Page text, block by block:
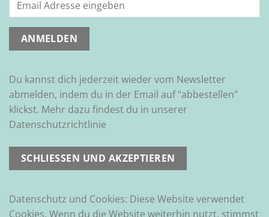
Du kannst dich jederzeit wieder vom Newsletter
abmelden, indem du in der Email auf "abbestellen"
klickst. Mehr dazu findest du in unserer
Datenschutzrichtlinie
Datenschutz und Cookies: Diese Website verwendet
Cookies. Wenn du die Website weiterhin nutzt, stimmst